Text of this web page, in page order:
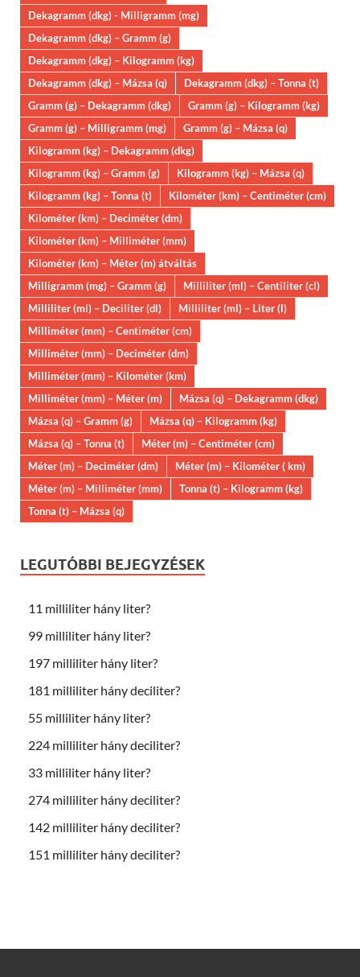
Dekagramm (dkg) - Milligramm (mg)
Dekagramm (dkg) – Gramm (g)
Dekagramm (dkg) – Kilogramm (kg)
Dekagramm (dkg) – Mázsa (q)
Dekagramm (dkg) – Tonna (t)
Gramm (g) – Dekagramm (dkg)
Gramm (g) – Kilogramm (kg)
Gramm (g) – Milligramm (mg)
Gramm (g) – Mázsa (q)
Kilogramm (kg) – Dekagramm (dkg)
Kilogramm (kg) – Gramm (g)
Kilogramm (kg) – Mázsa (q)
Kilogramm (kg) – Tonna (t)
Kilométer (km) – Centiméter (cm)
Kilométer (km) – Deciméter (dm)
Kilométer (km) – Milliméter (mm)
Kilométer (km) – Méter (m) átváltás
Milligramm (mg) – Gramm (g)
Milliliter (ml) – Centiliter (cl)
Milliliter (ml) – Deciliter (dl)
Milliliter (ml) – Liter (l)
Milliméter (mm) – Centiméter (cm)
Milliméter (mm) – Deciméter (dm)
Milliméter (mm) – Kilométer (km)
Milliméter (mm) – Méter (m)
Mázsa (q) – Dekagramm (dkg)
Mázsa (q) – Gramm (g)
Mázsa (q) – Kilogramm (kg)
Mázsa (q) – Tonna (t)
Méter (m) – Centiméter (cm)
Méter (m) – Deciméter (dm)
Méter (m) – Kilométer ( km)
Méter (m) – Milliméter (mm)
Tonna (t) – Kilogramm (kg)
Tonna (t) – Mázsa (q)
LEGUTÓBBI BEJEGYZÉSEK
11 milliliter hány liter?
99 milliliter hány liter?
197 milliliter hány liter?
181 milliliter hány deciliter?
55 milliliter hány liter?
224 milliliter hány deciliter?
33 milliliter hány liter?
274 milliliter hány deciliter?
142 milliliter hány deciliter?
151 milliliter hány deciliter?